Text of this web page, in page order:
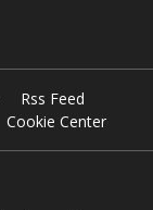
Rss Feed
Cookie Center